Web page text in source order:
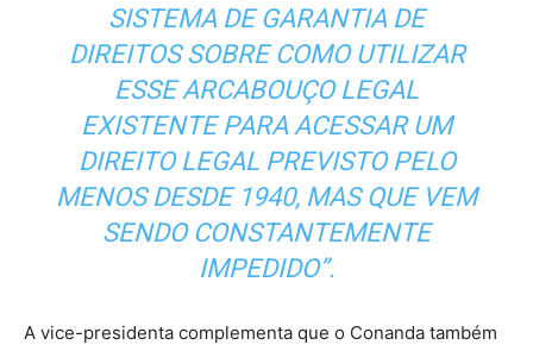
SISTEMA DE GARANTIA DE
DIREITOS SOBRE COMO UTILIZAR
ESSE ARCABOUÇO LEGAL
EXISTENTE PARA ACESSAR UM
DIREITO LEGAL PREVISTO PELO
MENOS DESDE 1940, MAS QUE VEM
SENDO CONSTANTEMENTE
IMPEDIDO”.
A vice-presidenta complementa que o Conanda também